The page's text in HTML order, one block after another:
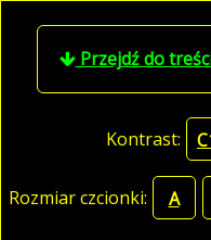
Przejdź do
Kontrast:
Rozmiar czcionki: A